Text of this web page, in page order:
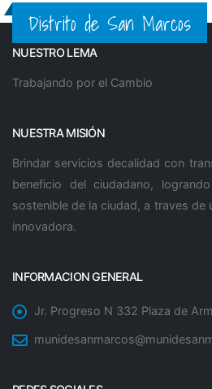
Distrito de San Marcos
NUESTRO LEMA
Trabajando por el Cambio
NUESTRA MISIÓN
Brindar servicios decalidad con
beneficio del ciudadano,
sostenible de la ciudad, a traves de
innovadora.
INFORMACION GENERAL
Jr. Progreso N 332 Plaza de